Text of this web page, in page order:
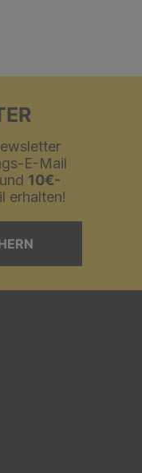
E-Mail
10€-
erhalten!